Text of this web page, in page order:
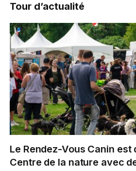
Tour d’actualité
Le Rendez-Vous Canin est
Centre de la nature avec